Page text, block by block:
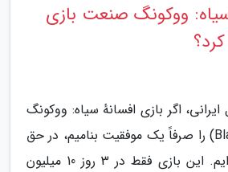
ووکونگ صنعت بازی
اگر بازی افسانهٔ سیاه: ووکونگ
(Black Myth Wukong) را صرفاً یک موفقیت بنامیم، در حق
آن کم لطفی نموده ایم. این بازی فقط در 3 روز 10 میلیون